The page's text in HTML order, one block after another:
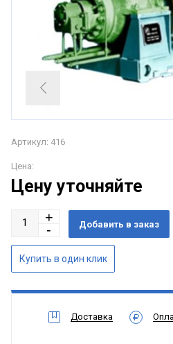
Артикул: 416
Цена:
Цену уточняйте
Доставка